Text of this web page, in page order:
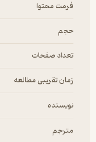
فرمت محتوا
حجم
تعداد صفحات
زمان تقریبی مطالعه
نویسنده
مترجم